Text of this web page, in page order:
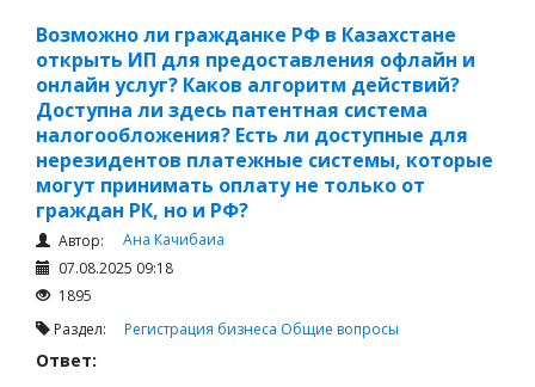
должно получить БИН в следующих случаях если:
Возможно ли гражданке РФ в Казахстане
открыть ИП для предоставления офлайн и
онлайн услуг? Каков алгоритм действий?
Доступна ли здесь патентная система
налогообложения? Есть ли доступные для
нерезидентов платежные системы, которые
могут принимать оплату не только от
граждан РК, но и РФ?
Автор:
Ана Качибаиа
07.08.2025 09:18
1895
Раздел: Регистрация бизнеса Общие вопросы
Ответ: